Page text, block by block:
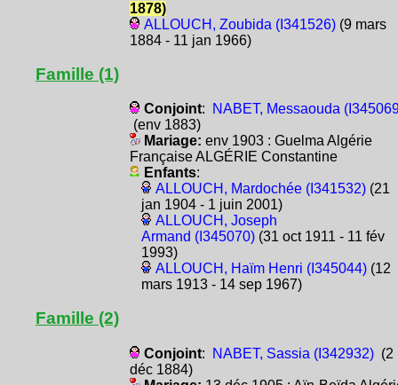
1878)
ALLOUCH, Zoubida (I341526)(9 mars
1884 - 11 jan 1966)
Famille (1)
Conjoint:
NABET, Messaouda
(env 1883)
Mariage: env 1903 : Guelma Algérie
Française ALGÉRIE Constantine
Enfants:
ALLOUCH, Mardochée (I341532)(21
jan 1904 - 1 juin 2001)
ALLOUCH, Joseph
Armand (I345070)(31 oct 1911 - 11 fév
1993)
ALLOUCH, Haïm Henri (I345044)(12
mars 1913 - 14 sep 1967)
Famille (2)
Conjoint: NABET, Sassia (I342932)(2
déc 1884)